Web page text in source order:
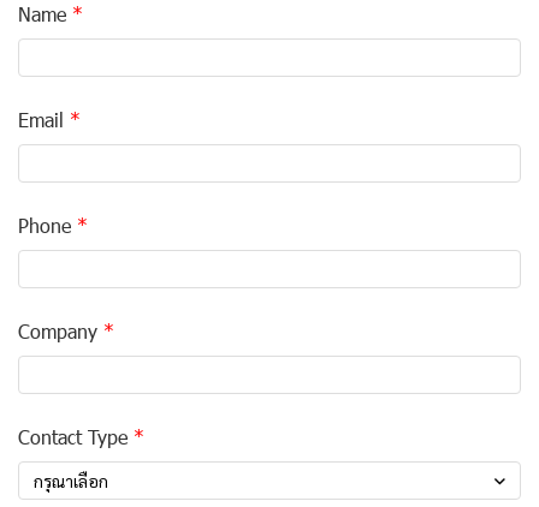
Name
Email
Phone
Company
Contact Type
กรุณาเลือก